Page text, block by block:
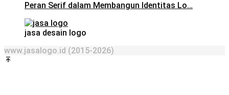
Peran Serif dalam Membangun Identitas Lo…
jasa desain logo
www.jasalogo.id (2015-2026)